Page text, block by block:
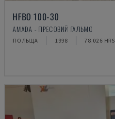
HFBO 100-30
AMADA - ПРЕСОВИЙ ГАЛЬМО
ПОЛЬЩА 1998 78.026 HRS